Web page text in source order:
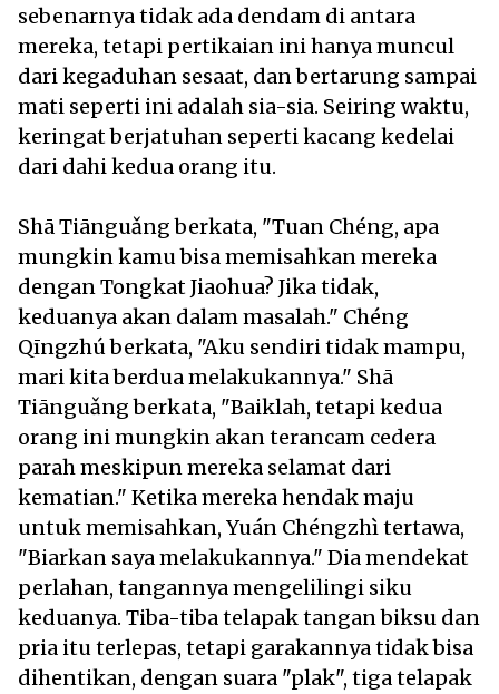
sebenarnya tidak ada dendam di antara
mereka, tetapi pertikaian ini hanya muncul
dari kegaduhan sesaat, dan bertarung sampai
mati seperti ini adalah sia-sia. Seiring waktu,
keringat berjatuhan seperti kacang kedelai
dari dahi kedua orang itu.
Shā Tiānguǎng berkata, "Tuan Chéng, apa
mungkin kamu bisa memisahkan mereka
dengan Tongkat Jiaohua? Jika tidak,
keduanya akan dalam masalah." Chéng
Qīngzhú berkata, "Aku sendiri tidak mampu,
mari kita berdua melakukannya." Shā
Tiānguǎng berkata, "Baiklah, tetapi kedua
orang ini mungkin akan terancam cedera
parah meskipun mereka selamat dari
kematian." Ketika mereka hendak maju
untuk memisahkan, Yuán Chéngzhì tertawa,
"Biarkan saya melakukannya." Dia mendekat
perlahan, tangannya mengelilingi siku
keduanya. Tiba-tiba telapak tangan biksu dan
pria itu terlepas, tetapi garakannya tidak bisa
dihentikan, dengan suara "plak", tiga telapak